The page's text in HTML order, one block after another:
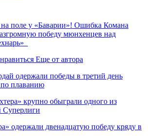
поле у «Баварии»! Ошибка Комана
победу мюнхенцев над
Еще от автора
одержали победы в третий день
плаванию
крупно обыграли одного из
Суперлиги
одержали двенадцатую победу кряду в